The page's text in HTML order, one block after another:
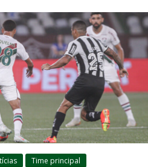
Time principal